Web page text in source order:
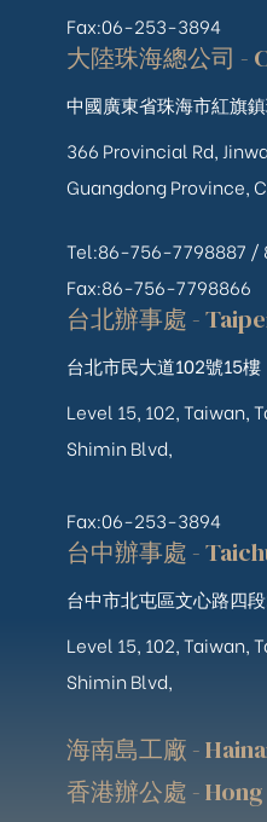
Fax:06-253-3894
大陸珠海總公司 -
中國廣東省珠海市紅旗
366 Provincial Rd,
Guangdong Province,
Tel:86-756-7798887 /
Fax:86-756-7798866
台北辦事處 -
台北市民大道102號15樓
Level 15, 102, Taiwan,
Shimin Blvd,
Fax:06-253-3894
台中辦事處 -
台中市北屯區文心路四
Level 15, 102, Taiwan,
Shimin Blvd,
海南島工廠 -
香港辦公處 -